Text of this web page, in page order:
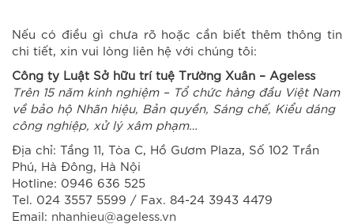
Nếu có điều gì chưa rõ hoặc cần biết thêm thông tin
chi tiết, xin vui lòng liên hệ với chúng tôi:
Công ty Luật Sở hữu trí tuệ Trường Xuân – Ageless
Trên 15 năm kinh nghiệm – Tổ chức hàng đầu Việt Nam
về bảo hộ Nhãn hiệu, Bản quyền, Sáng chế, Kiểu dáng
công nghiệp, xử lý xâm phạm…
Địa chỉ: Tầng 11, Tòa C, Hồ Gươm Plaza, Số 102 Trần
Phú, Hà Đông, Hà Nội
Hotline: 0946 636 525
Tel. 024 3557 5599 / Fax. 84-24 3943 4479
Email: nhanhieu@ageless.vn